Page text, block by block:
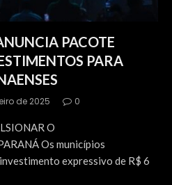
PACOTE
PARA
de 2025 0
O
Os municípios
expressivo de R$ 6